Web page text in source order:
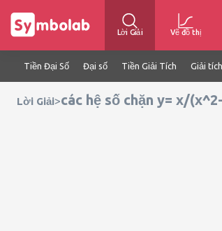
Lời Giải Vẽ đồ thị
Tiền Đại Số Đại số Tiền Giải Tích Giải tích
Lời Giải>các hệ số chặn y= x/